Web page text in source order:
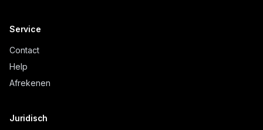
Service
Contact
Help
Afrekenen
Juridisch